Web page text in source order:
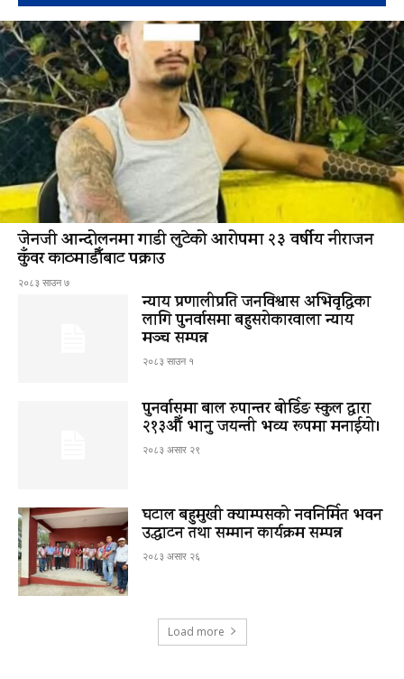
जेनजी आन्दोलनमा गाडी लुटेको आरोपमा २३ वर्षीय नीराजन
कुँवर काठमाडौँबाट पक्राउ
२०८३ साउन ७
न्याय प्रणालीप्रति जनविश्वास अभिवृद्धिका
लागि पुनर्वासमा बहुसरोकारवाला न्याय
मञ्च सम्पन्न
२०८३ साउन १
पुनर्वासमा बाल रुपान्तर बोर्डिङ स्कुल द्धारा
२१३औँ भानु जयन्ती भव्य रूपमा मनाईयो।
२०८३ असार २९
घटाल बहुमुखी क्याम्पसको नवनिर्मित भवन
उद्घाटन तथा सम्मान कार्यक्रम सम्पन्न
२०८३ असार २६
Load more